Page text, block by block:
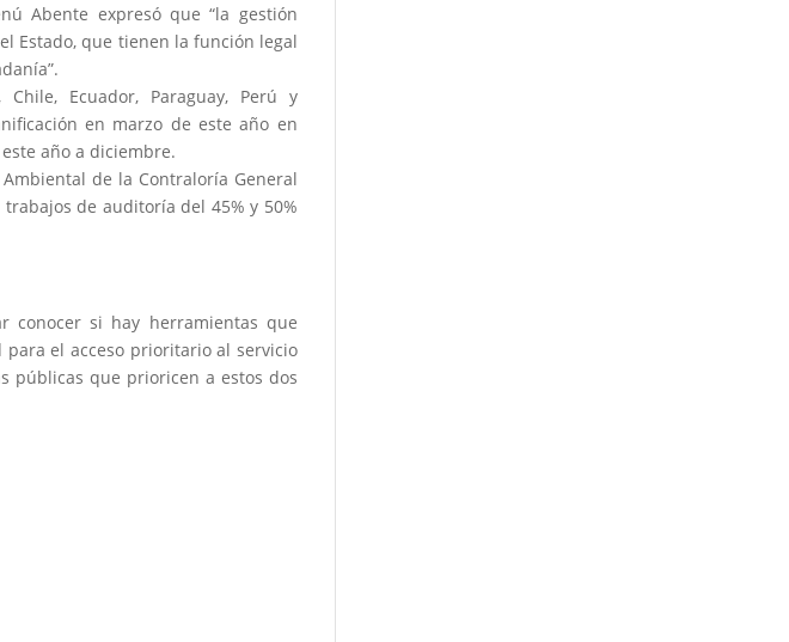
Abente expresó que “la gestión
Estado, que tienen la función legal
Ecuador, Paraguay, Perú y
en marzo de este año en
año a diciembre.
de la Contraloría General
de auditoría del 45% y 50%
conocer si hay herramientas que
el acceso prioritario al servicio
públicas que prioricen a estos dos